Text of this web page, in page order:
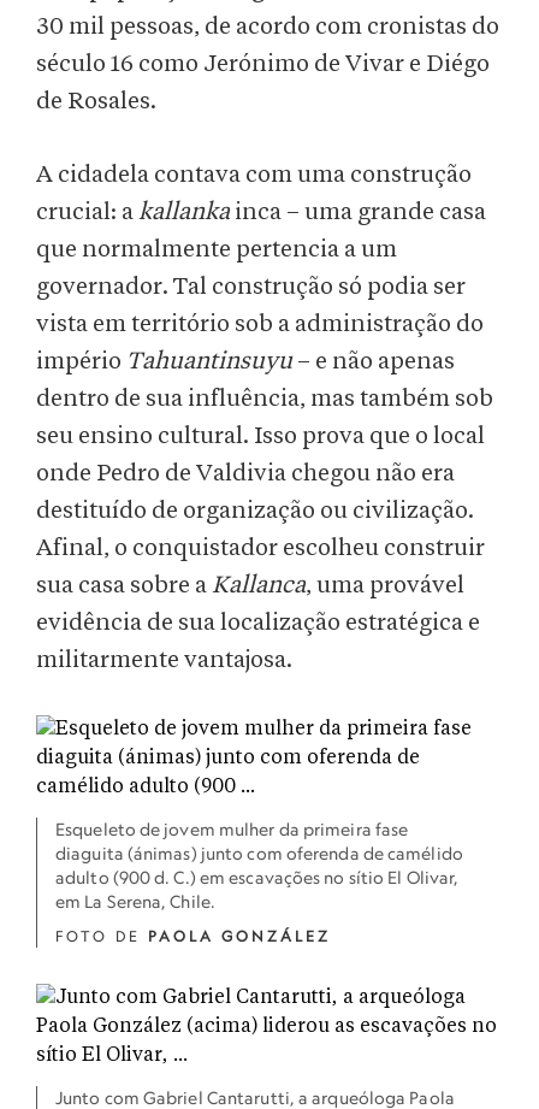
30 mil pessoas, de acordo com cronistas do
século 16 como Jerónimo de Vivar e Diégo
de Rosales.
A cidadela contava com uma construção
crucial: akallanka inca – uma grande casa
que normalmente pertencia a um
governador. Tal construção só podia ser
vista em território sob a administração do
império Tahuantinsuyu– e não apenas
dentro de sua influência, mas também sob
seu ensino cultural. Isso prova que o local
onde Pedro de Valdivia chegou não era
destituído de organização ou civilização.
Afinal, o conquistador escolheu construir
sua casa sobre aKallanca, uma provável
evidência de sua localização estratégica e
militarmente vantajosa.
Esqueleto de jovem mulher da primeira fase
diaguita (ánimas) junto com oferenda de camélido
adulto (900 d. C.) em escavações no sítio El Olivar,
em La Serena, Chile.
FOTO DE PAOLA GONZÁLEZ
Junto com Gabriel Cantarutti, a arqueóloga Paola